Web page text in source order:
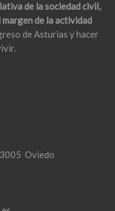
de la sociedad civil,
de la actividad
de Asturias y hacer
Oviedo